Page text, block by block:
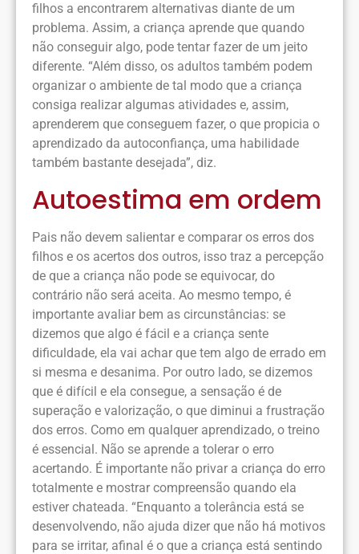
filhos a encontrarem alternativas diante de um
problema. Assim, a criança aprende que quando
não conseguir algo, pode tentar fazer de um jeito
diferente. “Além disso, os adultos também podem
organizar o ambiente de tal modo que a criança
consiga realizar algumas atividades e, assim,
aprenderem que conseguem fazer, o que propicia o
aprendizado da autoconfiança, uma habilidade
também bastante desejada”, diz.
Autoestima em ordem
Pais não devem salientar e comparar os erros dos
filhos e os acertos dos outros, isso traz a percepção
de que a criança não pode se equivocar, do
contrário não será aceita. Ao mesmo tempo, é
importante avaliar bem as circunstâncias: se
dizemos que algo é fácil e a criança sente
dificuldade, ela vai achar que tem algo de errado em
si mesma e desanima. Por outro lado, se dizemos
que é difícil e ela consegue, a sensação é de
superação e valorização, o que diminui a frustração
dos erros. Como em qualquer aprendizado, o treino
é essencial. Não se aprende a tolerar o erro
acertando. É importante não privar a criança do erro
totalmente e mostrar compreensão quando ela
estiver chateada. “Enquanto a tolerância está se
desenvolvendo, não ajuda dizer que não há motivos
para se irritar, afinal é o que a criança está sentindo